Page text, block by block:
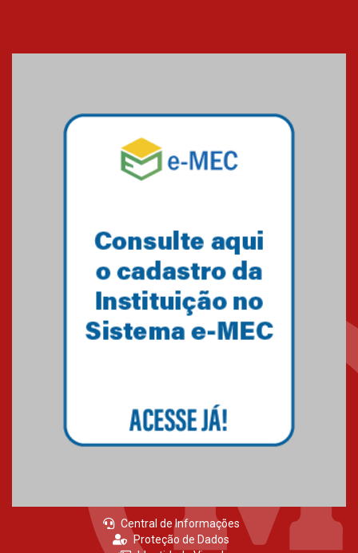
Central de Informações
Proteção de Dados